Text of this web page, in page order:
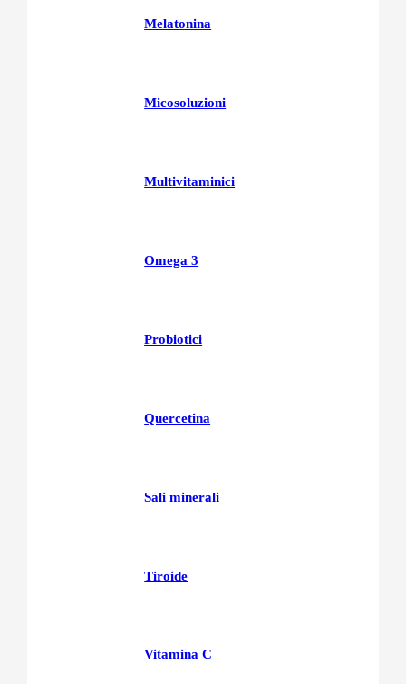
Melatonina
Micosoluzioni
Multivitaminici
Omega 3
Probiotici
Quercetina
Sali minerali
Tiroide
Vitamina C